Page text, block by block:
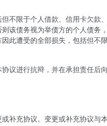
不限于个人借款、信用卡欠款
该债务视为举债方的个人债务
此遭受的全部损失，包括但不
议进行抗辩，并在承担责任后
补充协议。变更或补充协议与